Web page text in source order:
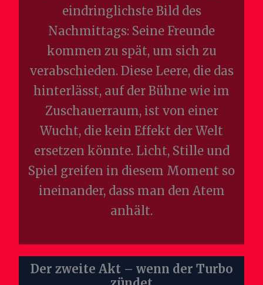
eindringlichste Bild des
Nachmittags: Seine Freunde
kommen zu spät, um sich zu
verabschieden. Diese Leere, die das
hinterlässt, auf der Bühne wie im
Zuschauerraum, ist von einer
Wucht, die kein Effekt der Welt
ersetzen könnte. Licht, Stille und
Spiel greifen in diesem Moment so
ineinander, dass man den Atem
anhält.
Der zweite Akt – wenn der Turbo